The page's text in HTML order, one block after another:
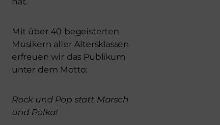
Mit über 40 begeis­ter­ten
Musi­kern aller Alters­klas­sen
erfreu­en wir das Publi­kum
unter dem Mot­to:
Rock und Pop statt Marsch
und Pol­ka!